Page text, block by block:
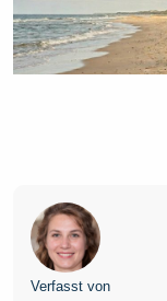
Verfasst von